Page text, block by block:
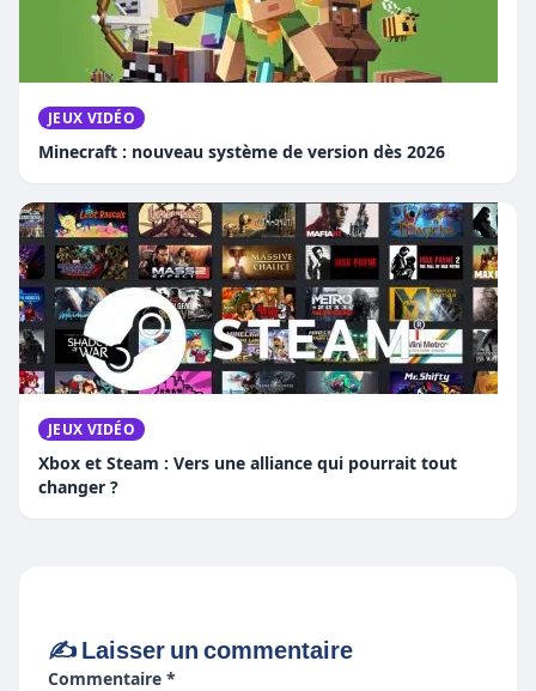
JEUX VIDÉO
Minecraft : nouveau système de version dès 2026
JEUX VIDÉO
Xbox et Steam : Vers une alliance qui pourrait tout
changer ?
✍️ Laisser un commentaire
Commentaire *